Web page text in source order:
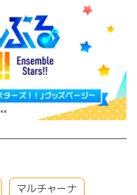
マルチャーナ